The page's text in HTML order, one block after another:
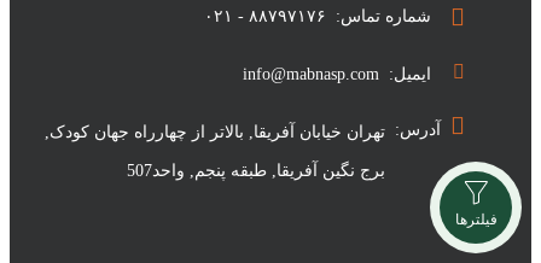
فیلترها
شماره تماس: ۰۲۱ - ۸۸۷۹۷۱۷۶
ایمیل: info@mabnasp.com
آدرس: تهران خیابان آفریقا, بالاتر از چهارراه جهان کودک,
برج نگین آفریقا, طبقه پنجم, واحد507